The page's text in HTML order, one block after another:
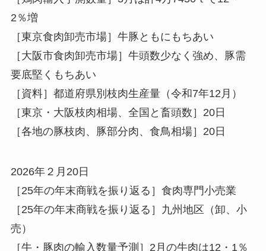
2％増
［東京食肉卸売市場］牛豚ともにもちあい
［大阪市食肉卸売市場］牛頭数少なく強め、豚需
要底堅くもちあい
［資料］都道府県別枝肉生産量（令和7年12月）
［東京・大阪枝肉相場、全国と畜頭数］20日
［各地の豚枝肉、豚部分肉、食鳥相場］20日
2026年２月20日
［25年の年末商戦を振り返る］食肉専門小売業
［25年の年末商戦を振り返る］九州地区（卸、小
売）
［牛・豚肉の輸入数量予測］2月の牛肉は12・1％